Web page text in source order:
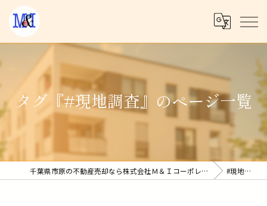
タグ『#現地調査』のページ一覧
千葉県市原の不動産売却なら株式会社Ｍ＆Ｉコーポレーション #現地調査